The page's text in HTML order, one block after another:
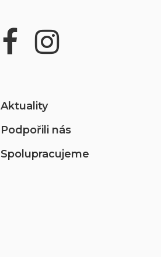
Aktuality
Podpořili nás
Spolupracujeme